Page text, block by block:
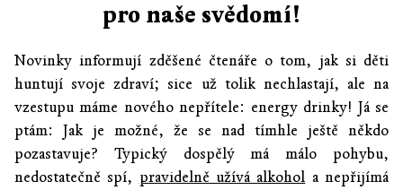
pro naše svědomí!
Novinky informují zděšené čtenáře o tom, jak si děti
huntují svoje zdraví; sice už tolik nechlastají, ale na
vzestupu máme nového nepřítele: energy drinky! Já se
ptám: Jak je možné, že se nad tímhle ještě někdo
pozastavuje? Typický dospělý má málo pohybu,
nedostatečně spí, pravidelně užívá alkohol a nepřijímá